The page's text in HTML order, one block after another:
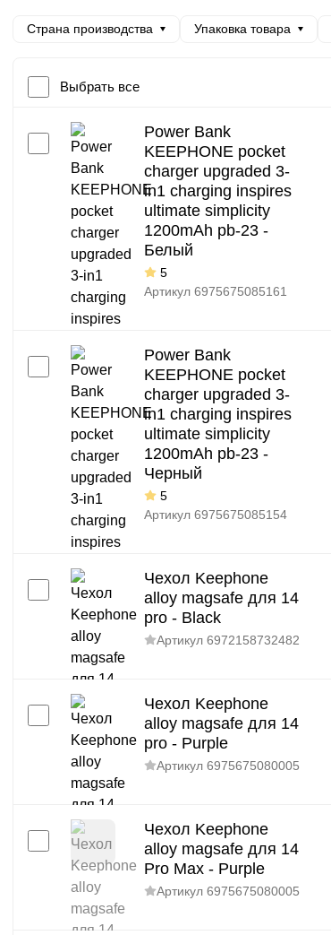
Страна производства Упаковка товара
Выбрать все
Power Bank
KEEPHONE pocket
charger upgraded 3-
in1 charging inspires
ultimate simplicity
1200mAh pb-23 -
Белый
5
Артикул 6975675085161
Power Bank
KEEPHONE pocket
charger upgraded 3-
in1 charging inspires
ultimate simplicity
1200mAh pb-23 -
Черный
5
Артикул 6975675085154
Чехол Keephone
alloy magsafe для 14
pro - Black
Артикул 6972158732482
Чехол Keephone
alloy magsafe для 14
pro - Purple
Артикул 6975675080005
Чехол Keephone
alloy magsafe для 14
Pro Max - Purple
Артикул 6975675080005